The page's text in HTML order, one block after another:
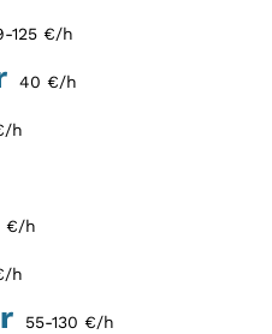
125 €/h
40 €/h
h
€/h
h
55-130 €/h